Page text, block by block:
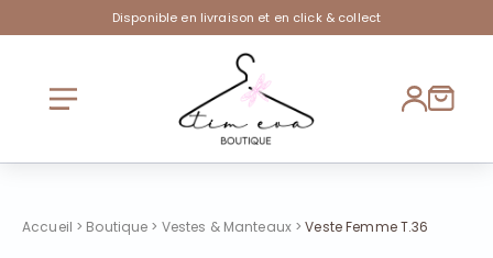
Disponible en livraison et en click & collect
Accueil > Boutique > Vestes & Manteaux>Veste Femme T.36